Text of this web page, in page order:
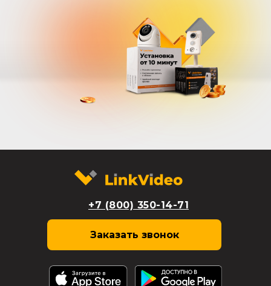
+7 (800) 350-14-71
Заказать звонок